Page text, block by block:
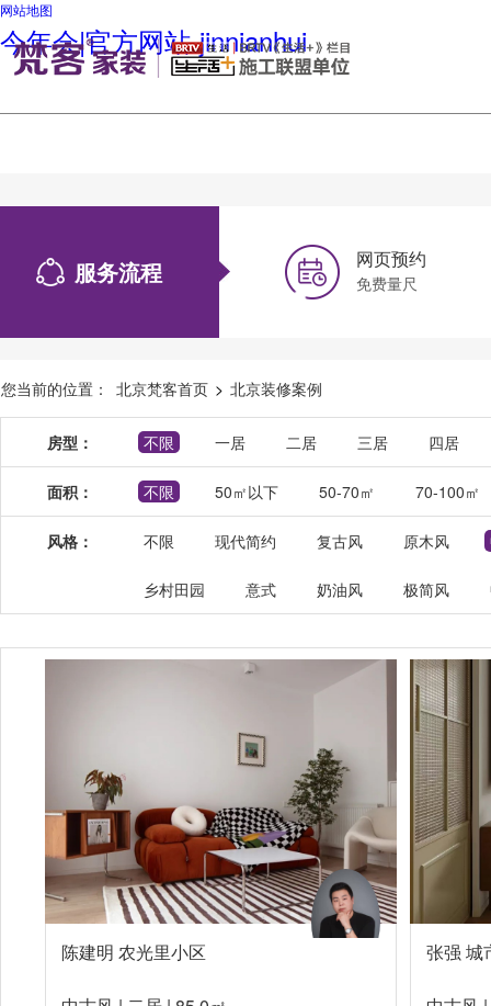
网站地图
今年会|官方网站-jinnianhui
服务流程 网页预约
免费量尺
您当前的位置： 北京梵客首页 > 北京装修案例
房型： 不限 一居 二居 三居 四居
面积： 不限 50㎡以下 50-70㎡ 70-100㎡
风格： 不限 现代简约 复古风 原木风
乡村田园 意式 奶油风 极简风
陈建明 农光里小区 张强 城